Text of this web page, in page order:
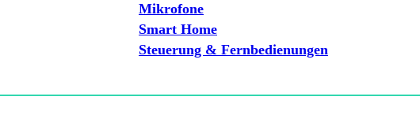
Mikrofone
Smart Home
Steuerung & Fernbedienungen